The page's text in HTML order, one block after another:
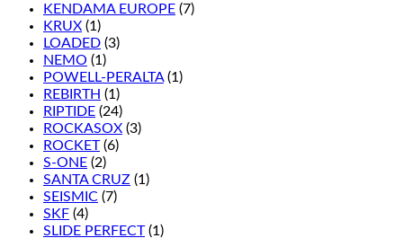
KENDAMA EUROPE (7)
KRUX (1)
LOADED (3)
NEMO (1)
POWELL-PERALTA (1)
REBIRTH (1)
RIPTIDE (24)
ROCKASOX (3)
ROCKET (6)
S-ONE (2)
SANTA CRUZ (1)
SEISMIC (7)
SKF (4)
SLIDE PERFECT (1)